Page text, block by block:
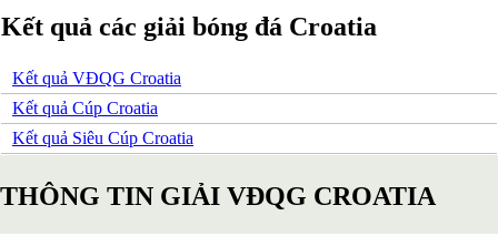
Lithuania
Moldova
Na Uy
Phần Lan
San Marino
Serbia
Kết quả các giải bóng đá Croatia
Kết quả VĐQG Croatia
Kết quả Cúp Croatia
Kết quả Siêu Cúp Croatia
THÔNG TIN GIẢI VĐQG CROATIA